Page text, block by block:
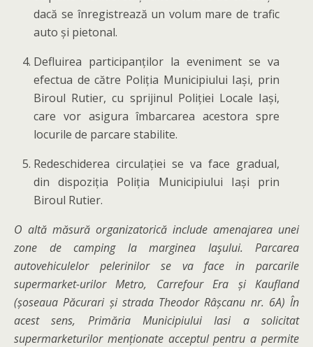
dacă se înregistrează un volum mare de trafic
auto și pietonal.
Defluirea participanților la eveniment se va
efectua de către Poliția Municipiului Iași, prin
Biroul Rutier, cu sprijinul Poliției Locale Iași,
care vor asigura îmbarcarea acestora spre
locurile de parcare stabilite.
Redeschiderea circulației se va face gradual,
din dispoziția Poliția Municipiului Iași prin
Biroul Rutier.
O altă măsură organizatorică include amenajarea unei
zone de camping la marginea Iaşului. Parcarea
autovehiculelor pelerinilor se va face in parcarile
supermarket-urilor Metro, Carrefour Era și Kaufland
(șoseaua Păcurari și strada Theodor Râșcanu nr. 6A) În
acest sens, Primăria Municipiului Iasi a solicitat
supermarketurilor menționate acceptul pentru a permite